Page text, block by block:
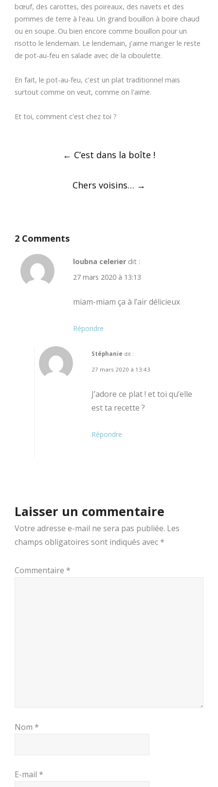
bœuf, des carottes, des poireaux, des navets et des
pommes de terre à l'eau. Un grand bouillon à boire chaud
ou en soupe. Ou bien encore comme bouillon pour un
risotto le lendemain. Le lendemain, j'aime manger le reste
de pot-au-feu en salade avec de la ciboulette.
En fait, le pot-au-feu, c'est un plat traditionnel mais
surtout comme on veut, comme on l'aime.
Et toi, comment c'est chez toi ?
← C’est dans la boîte !
Chers voisins… →
2 Comments
loubna celerier dit :
27 mars 2020 à 13:13
miam-miam ça à l’air délicieux
Répondre
Stéphanie dit :
27 mars 2020 à 13:43
J’adore ce plat ! et toi qu’elle
est ta recette ?
Répondre
Laisser un commentaire
Votre adresse e-mail ne sera pas publiée. Les
champs obligatoires sont indiqués avec *
Commentaire *
Nom *
E-mail *